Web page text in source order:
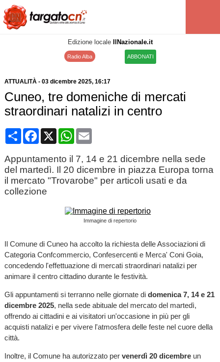
Edizione locale IlNazionale.it
Radio Alba ABBONATI
ATTUALITÀ- 03 dicembre 2025, 16:17
Cuneo, tre domeniche di mercati
straordinari natalizi in centro
CondividiFacebook
X WhatsApp
Email
Appuntamento il 7, 14 e 21 dicembre nella sede
del martedì. Il 20 dicembre in piazza Europa torna
il mercato "Trovarobe" per articoli usati e da
collezione
Immagine di repertorio
Il Comune di Cuneo ha accolto la richiesta delle Associazioni di
Categoria Confcommercio, Confesercenti e Merca' Coni Goia,
concedendo l'effettuazione di mercati straordinari natalizi per
animare il centro cittadino durante le festività.
Gli appuntamenti si terranno nelle giornate di domenica 7, 14 e 21
dicembre 2025, nella sede abituale del mercato del martedì,
offrendo ai cittadini e ai visitatori un'occasione in più per gli
acquisti natalizi e per vivere l'atmosfera delle feste nel cuore della
città.
Inoltre, il Comune ha autorizzato per venerdì 20 dicembreun